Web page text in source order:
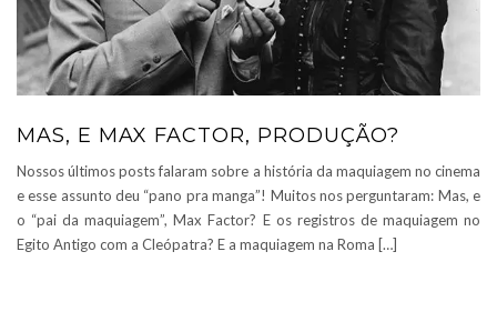
MAS, E MAX FACTOR, PRODUÇÃO?
Nossos últimos posts falaram sobre a história da maquiagem no cinema
e esse assunto deu “pano pra manga”! Muitos nos perguntaram: Mas, e
o “pai da maquiagem”, Max Factor? E os registros de maquiagem no
Egito Antigo com a Cleópatra? E a maquiagem na Roma […]